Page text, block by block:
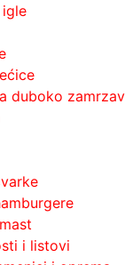
duboko
i listovi